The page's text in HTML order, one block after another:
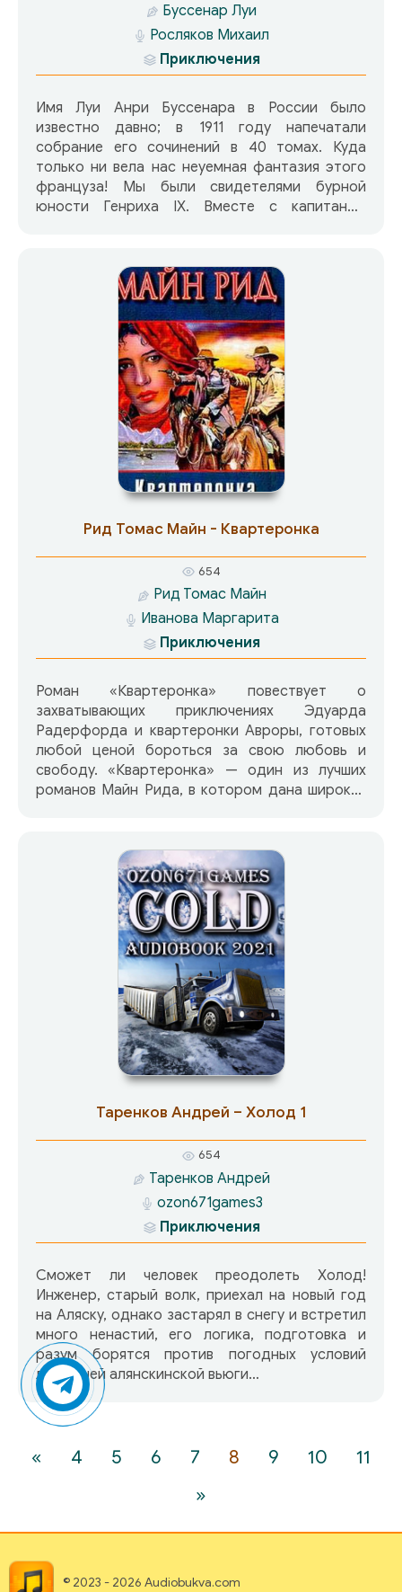
Буссенар Луи
Росляков Михаил
Приключения
Имя Луи Анри Буссенара в России было
известно давно; в 1911 году напечатали
собрание его сочинений в 40 томах. Куда
только ни вела нас неуемная фантазия этого
француза! Мы были свидетелями бурной
юности Генриха IX. Вместе с капитаном
бриллиантов». «Под Южным Крестом» — гимн
Австралии… А значит — загадочные аборигены
зеленого континента, золотая лихорадка,
бандиты, повешенные и, разумеется,
трогательная чистая любовь снова не дадут
нам уснуть до утра!
Рид Томас Майн - Квартеронка
654
Рид Томас Майн
Иванова Маргарита
Приключения
Роман «Квартеронка» повествует о
захватывающих приключениях Эдуарда
Радерфорда и квартеронки Авроры, готовых
любой ценой бороться за свою любовь и
свободу. «Квартеронка» — один из лучших
романов Майн Рида, в котором дана широкая
Рабовладельческий уклад жизни препятствует
любви героев, заставляет их искать спасения в
полном опасностей бегстве от
несправедливости.
Таренков Андрей – Холод 1
654
Таренков Андрей
ozon671games3
Приключения
Сможет ли человек преодолеть Холод!
Инженер, старый волк, приехал на новый год
на Аляску, однако застарял в снегу и встретил
много ненастий, его логика, подготовка и
разум борятся против погодных условий
лютейшей алянскинской вьюги…
« 4 5 6 7 8 9 10
11
»
© 2023 - 2026 Audiobukva.com